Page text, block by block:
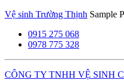
Vệ sinh Trường Thịnh Sample
0915 275 068
0978 775 328
CÔNG TY TNHH VỆ SINH